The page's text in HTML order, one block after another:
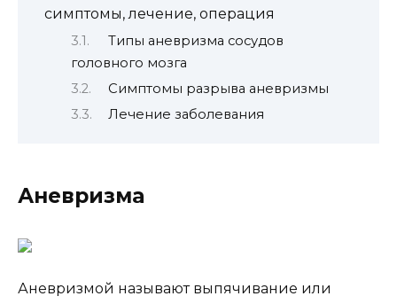
симптомы, лечение, операция
Типы аневризма сосудов
головного мозга
Симптомы разрыва аневризмы
Лечение заболевания
Аневризма
Аневризмой называют выпячивание или